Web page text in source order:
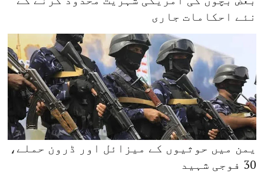
نئے احکامات جاری
یمن میں حوثیوں کے میزائل اور ڈرون حملے،
30 فوجی شہید